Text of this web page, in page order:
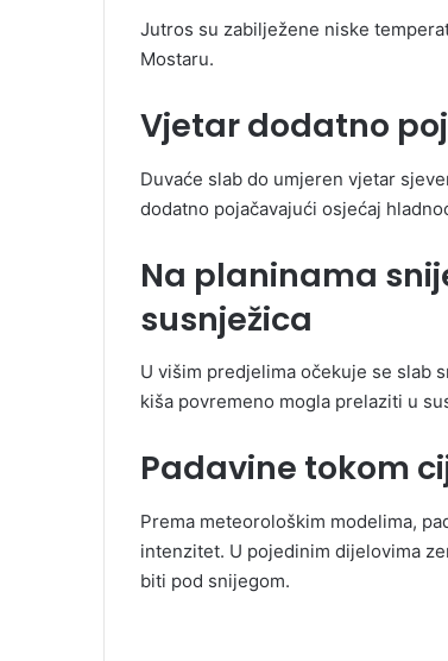
Jutros su zabilježene niske
Mostaru.
Vjetar dodatno
Duvaće slab do umjeren vjetar
dodatno pojačavajući osjećaj
Na planinama
susnježica
U višim predjelima očekuje se slab
kiša povremeno mogla prelaziti u
Padavine tokom
Prema meteorološkim modelima,
intenzitet. U pojedinim dijelovima
biti pod snijegom.